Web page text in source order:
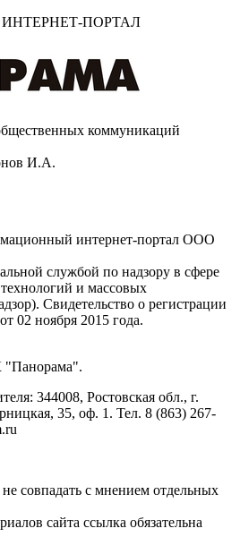
ПОРТАЛ
коммуникаций
И.А.
интернет-портал ООО
службой по надзору в сфере
и массовых
Cвидетельство о регистрации
ноября 2015 года.
344008, Ростовская обл., г.
35, оф. 1. Тел. 8 (863) 267-
совпадать с мнением отдельных
сайта ссылка обязательна